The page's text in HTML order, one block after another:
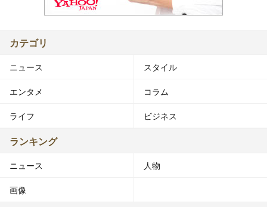
カテゴリ
ニュース スタイル
エンタメ コラム
ライフ ビジネス
ランキング
ニュース 人物
画像